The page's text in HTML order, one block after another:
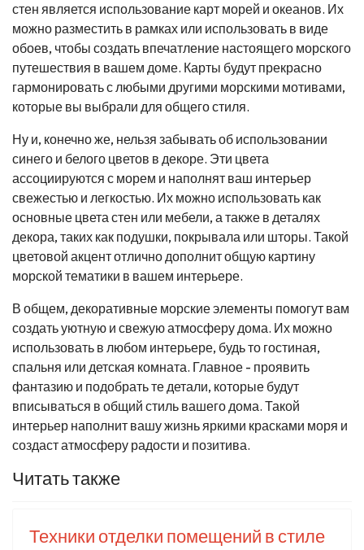
стен является использование карт морей и океанов. Их
можно разместить в рамках или использовать в виде
обоев, чтобы создать впечатление настоящего морского
путешествия в вашем доме. Карты будут прекрасно
гармонировать с любыми другими морскими мотивами,
которые вы выбрали для общего стиля.
Ну и, конечно же, нельзя забывать об использовании
синего и белого цветов в декоре. Эти цвета
ассоциируются с морем и наполнят ваш интерьер
свежестью и легкостью. Их можно использовать как
основные цвета стен или мебели, а также в деталях
декора, таких как подушки, покрывала или шторы. Такой
цветовой акцент отлично дополнит общую картину
морской тематики в вашем интерьере.
В общем, декоративные морские элементы помогут вам
создать уютную и свежую атмосферу дома. Их можно
использовать в любом интерьере, будь то гостиная,
спальня или детская комната. Главное - проявить
фантазию и подобрать те детали, которые будут
вписываться в общий стиль вашего дома. Такой
интерьер наполнит вашу жизнь яркими красками моря и
создаст атмосферу радости и позитива.
Читать также
Техники отделки помещений в стиле